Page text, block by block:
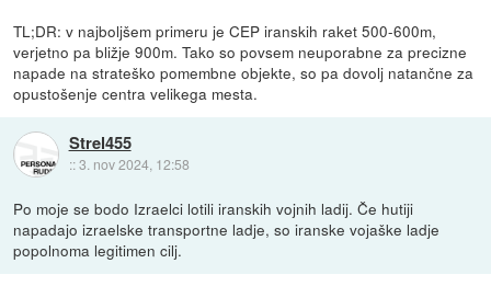
TL;DR: v najboljšem primeru je CEP iranskih raket 500-600m,
verjetno pa bližje 900m. Tako so povsem neuporabne za precizne
napade na strateško pomembne objekte, so pa dovolj natančne za
opustošenje centra velikega mesta.
Strel455
::3. nov 2024, 12:58
Po moje se bodo Izraelci lotili iranskih vojnih ladij. Če hutiji
napadajo izraelske transportne ladje, so iranske vojaške ladje
popolnoma legitimen cilj.